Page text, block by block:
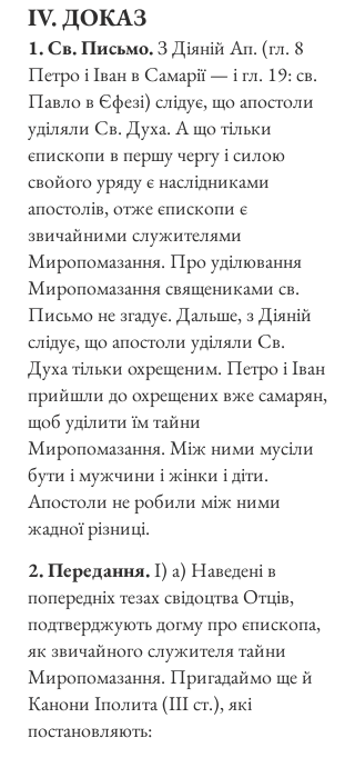
IV. ДОКАЗ
1. Св. Письмо.З Діяній Ап. (гл. 8
Петро і Іван в Самарії — і гл. 19: св.
Павло в Єфезі) слідує, що апостоли
уділяли Св. Духа. А що тільки
єпископи в першу чергу і силою
свойого уряду є наслідниками
апостолів, отже єпископи є
звичайними служителями
Миропомазання. Про уділювання
Миропомазання священиками св.
Письмо не згадує. Дальше, з Діяній
слідує, що апостоли уділяли Св.
Духа тільки охрещеним. Петро і Іван
прийшли до охрещених вже самарян,
щоб уділити їм тайни
Миропомазання. Між ними мусіли
бути і мужчини і жінки і діти.
Апостоли не робили між ними
жадної різниці.
2. Передання.І) а) Наведені в
попередніх тезах свідоцтва Отців,
подтверджують догму про єпископа,
як звичайного служителя тайни
Миропомазання. Пригадаймо ще й
Канони Іполита (ІІІ ст.), які
постановляють: